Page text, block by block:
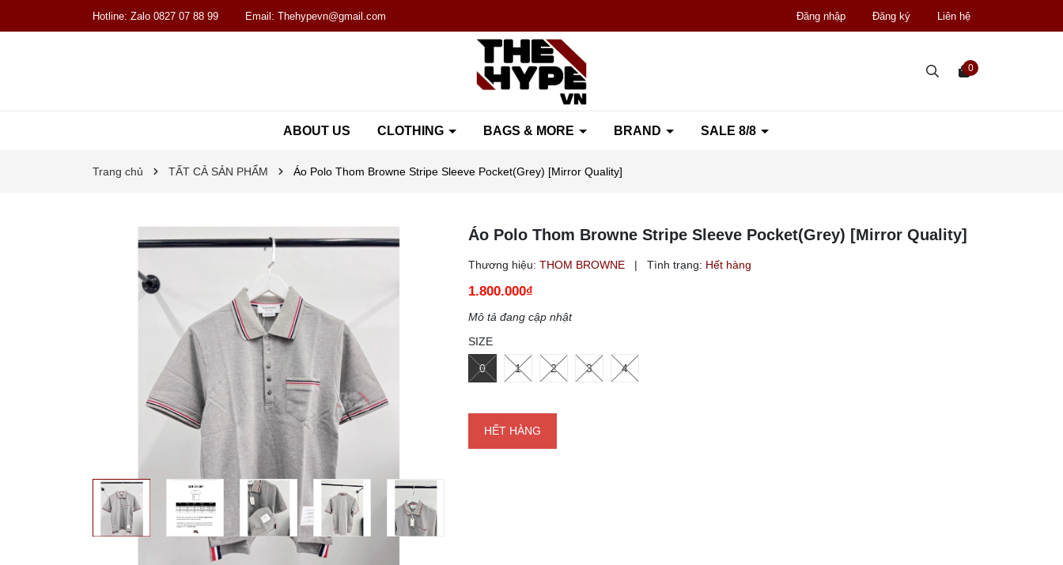
Hotline: Zalo 0827 07 88 99 Email: Thehypevn@gmail.com Đăng nhập Đăng ký Liên hệ
ABOUT US CLOTHING BAGS & MORE BRAND SALE 8/8
0
Trang chủ TẤT CẢ SẢN PHẨM Áo Polo Thom Browne Stripe Sleeve Pocket(Grey) [Mirror Quality]
Áo Polo Thom Browne Stripe Sleeve Pocket(Grey) [Mirror Quality]
Thương hiệu: THOM BROWNE | Tình trạng: Hết hàng
1.800.000₫
Mô tả đang cập nhật
SIZE
0 1 2 3 4
HẾT HÀNG